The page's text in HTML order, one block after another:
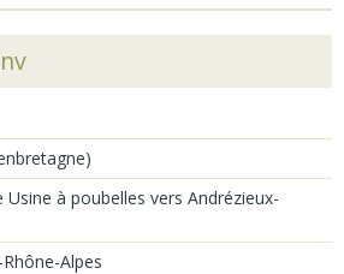
Usine à poubelles vers Andrézieux-
Alpes